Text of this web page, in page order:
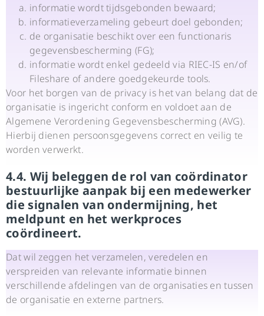
informatie wordt tijdsgebonden bewaard;
informatieverzameling gebeurt doel gebonden;
de organisatie beschikt over een functionaris
gegevensbescherming (FG);
informatie wordt enkel gedeeld via RIEC-IS en/of
Fileshare of andere goedgekeurde tools.
Voor het borgen van de privacy is het van belang dat de
organisatie is ingericht conform en voldoet aan de
Algemene Verordening Gegevensbescherming (AVG).
Hierbij dienen persoonsgegevens correct en veilig te
worden verwerkt.
4.4. Wij beleggen de rol van coördinator
bestuurlijke aanpak bij een medewerker
die signalen van ondermijning, het
meldpunt en het werkproces
coördineert.
Dat wil zeggen het verzamelen, veredelen en
verspreiden van relevante informatie binnen
verschillende afdelingen van de organisaties en tussen
de organisatie en externe partners.